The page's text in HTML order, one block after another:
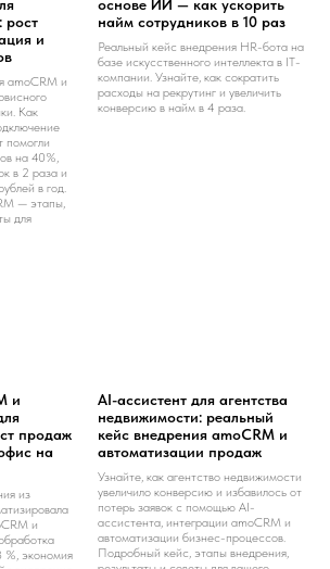
рост
и
amoCRM и
Как
помогли
на 40%,
в 2 раза и
в год.
— этапы,
для
основе ИИ — как ускорить
найм сотрудников в 10 раз
Реальный кейс внедрения HR-бота на
базе искусственного интеллекта в IT-
компании. Узнайте, как сократить
расходы на рекрутинг и увеличить
конверсию в найм в 4 раза.
и
продаж
на
из
и
%, экономия
AI-ассистент для агентства
недвижимости: реальный
кейс внедрения amoCRM и
автоматизации продаж
Узнайте, как агентство недвижимости
увеличило конверсию и избавилось от
потерь заявок с помощью AI-
ассистента, интеграции amoCRM и
автоматизации бизнес-процессов.
Подробный кейс, этапы внедрения,